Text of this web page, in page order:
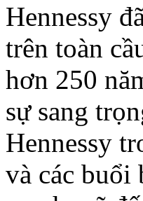
Hennessy
trên toàn
hơn 250
sự sang
Hennessy
và các buổi